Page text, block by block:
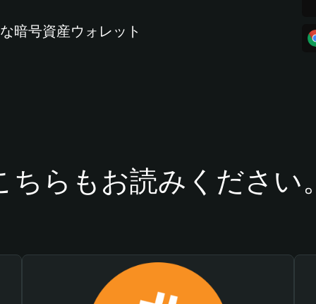
暗号資産ウォレット
ちらもお読みください